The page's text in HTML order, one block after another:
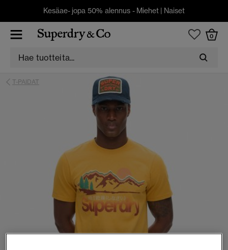
Kesäae- jopa 50% alennus - Miehet | Naiset
0
T-PAIDAT